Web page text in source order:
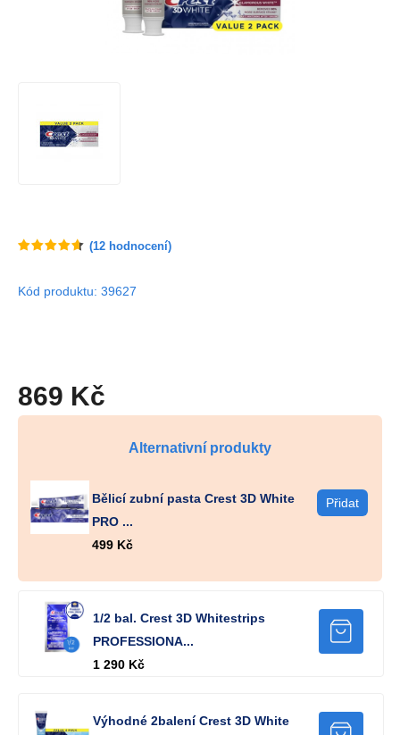
(12 hodnocení)
Kód produktu: 39627
869 Kč
Alternativní produkty
Bělicí zubní pasta Crest 3D White
PRO ...
499 Kč
1/2 bal. Crest 3D Whitestrips
PROFESSIONA...
1 290 Kč
Výhodné 2balení Crest 3D White